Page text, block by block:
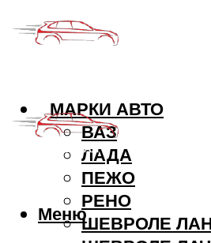
МАРКИ АВТО
ВАЗ
ЛАДА
ПЕЖО
РЕНО
ШЕВРОЛЕ
Меню